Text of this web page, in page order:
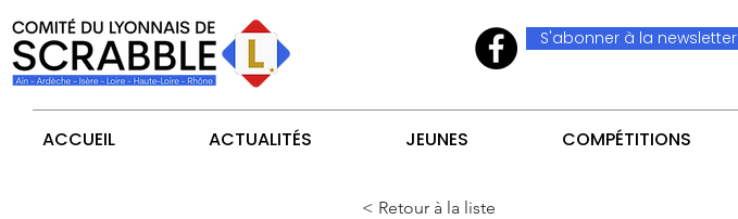
S'abonner à la newsletter
ACCUEIL ACTUALITÉS JEUNES COMPÉTITIONS
< Retour à la liste